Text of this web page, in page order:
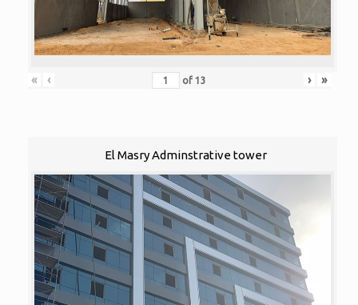
« ‹ of 13 › »
El Masry Adminstrative tower